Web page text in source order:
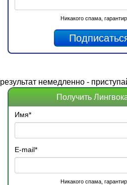
Никакого спама,
результат немедленно -
Получить
Имя*
E-mail*
Никакого спама,